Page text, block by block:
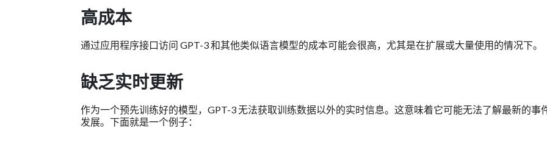
高成本
通过应用程序接口访问 GPT-3 和其他类似语言模型的成本可能会很高，尤其是在扩展或大量使用的情况下。
缺乏实时更新
作为一个预先训练好的模型，GPT-3 无法获取训练数据以外的实时信息。这意味着它可能无法了解最新的事
发展。下面就是一个例子：